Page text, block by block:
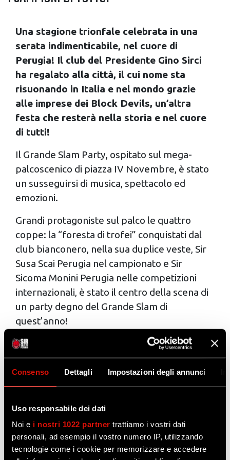
Consenso Dettagli Impostazioni degli annunci
Uso responsabile dei dati
Noi e i nostri 1022 partner trattiamo i vostri dati
personali, ad esempio il vostro numero IP, utilizzando
tecnologie come i cookie per memorizzare e accedere
Una stagione trionfale celebrata in una
serata indimenticabile, nel cuore di
Perugia! Il club del Presidente Gino Sirci
ha regalato alla città, il cui nome sta
risuonando in Italia e nel mondo grazie
alle imprese dei Block Devils, un’altra
festa che resterà nella storia e nel cuore
di tutti!
Il Grande Slam Party, ospitato sul mega-
palcoscenico di piazza IV Novembre, è stato
un susseguirsi di musica, spettacolo ed
emozioni.
Grandi protagoniste sul palco le quattro
coppe: la “foresta di trofei” conquistati dal
club bianconero, nella sua duplice veste, Sir
Susa Scai Perugia nel campionato e Sir
Sicoma Monini Perugia nelle competizioni
internazionali, è stato il centro della scena di
un party degno del Grande Slam di
quest’anno!
Appena un anno fa, proprio su quella piazza
il sodalizio sportivo festeggiava la prima
Champions League della sua storia,
consacrando una stagione incredibile. La
perché se vincere è un già un’impresa,
ripetersi fa entrare nella leggenda! E la Sir
Perugia lo ha fatto, con un autentico